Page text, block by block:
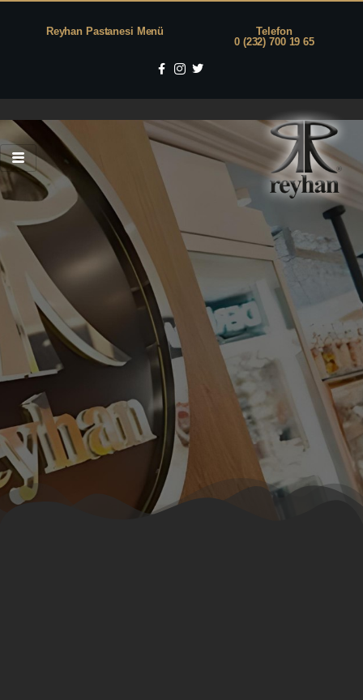
Reyhan Pastanesi Menü
Telefon
0 (232) 700 19 65